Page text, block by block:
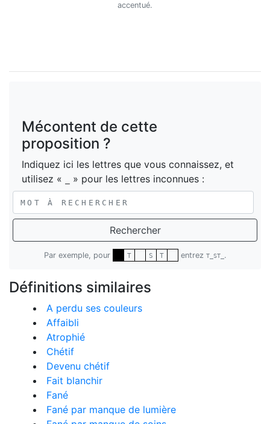
accentué.
Mécontent de cette
proposition ?
Indiquez ici les lettres que vous connaissez, et
utilisez «
» pour les lettres inconnues :
Rechercher
Par exemple, pour T S T entrez T_ST_ .
Définitions similaires
A perdu ses couleurs
Affaibli
Atrophié
Chétif
Devenu chétif
Fait blanchir
Fané
Fané par manque de lumière